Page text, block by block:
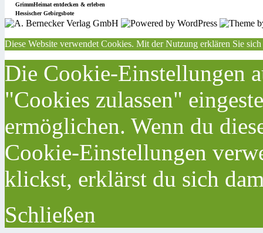
GrimmHeimat entdecken & erleben
Hessischer Gebirgsbote
Diese Website verwendet Cookies. Mit der Nutzung erklären Sie
Die Cookie-Einstellungen
"Cookies zulassen"
ermöglichen. Wenn du
Cookie-Einstellungen
klickst, erklärst du sich
Schließen